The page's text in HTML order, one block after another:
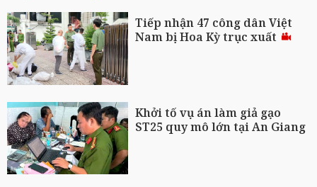
Tiếp nhận 47 công dân Việt
Nam bị Hoa Kỳ trục xuất
Khởi tố vụ án làm giả gạo
ST25 quy mô lớn tại An Giang